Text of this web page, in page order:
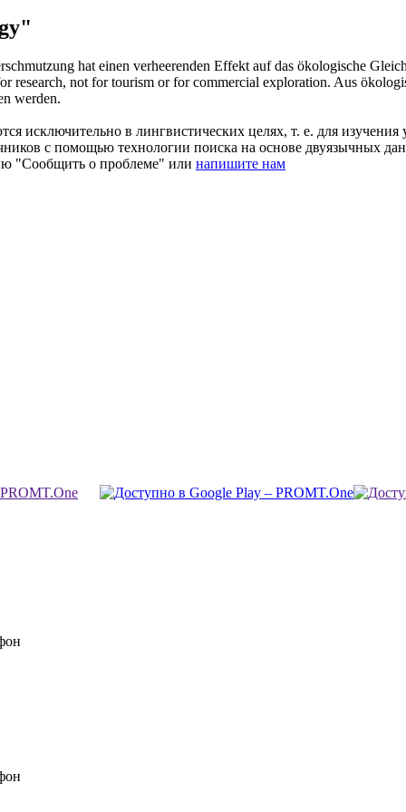
hat einen verheerenden Effekt auf das ökologische
research, not for tourism or for commercial exploration. Aus
werden.
исключительно в лингвистических целях, т. е. для
с помощью технологии поиска на основе двуязычных
"Сообщить о проблеме" или напишите нам